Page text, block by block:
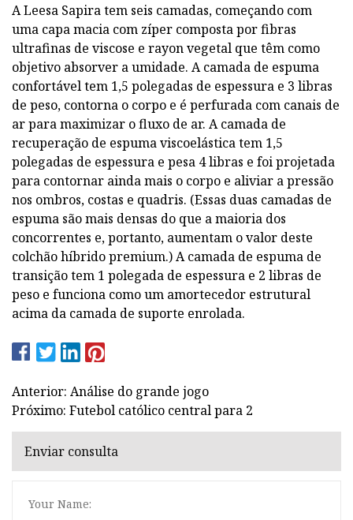
A Leesa Sapira tem seis camadas, começando com
uma capa macia com zíper composta por fibras
ultrafinas de viscose e rayon vegetal que têm como
objetivo absorver a umidade. A camada de espuma
confortável tem 1,5 polegadas de espessura e 3 libras
de peso, contorna o corpo e é perfurada com canais de
ar para maximizar o fluxo de ar. A camada de
recuperação de espuma viscoelástica tem 1,5
polegadas de espessura e pesa 4 libras e foi projetada
para contornar ainda mais o corpo e aliviar a pressão
nos ombros, costas e quadris. (Essas duas camadas de
espuma são mais densas do que a maioria dos
concorrentes e, portanto, aumentam o valor deste
colchão híbrido premium.) A camada de espuma de
transição tem 1 polegada de espessura e 2 libras de
peso e funciona como um amortecedor estrutural
acima da camada de suporte enrolada.
Anterior: Análise do grande jogo
Próximo: Futebol católico central para 2
Enviar consulta